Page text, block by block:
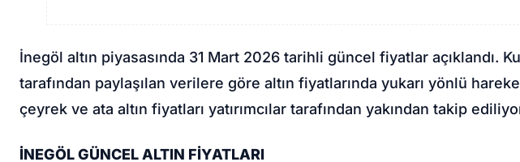
İnegöl altın piyasasında 31 Mart 2026 tarihli güncel fiyatlar açıklandı.
tarafından paylaşılan verilere göre altın fiyatlarında yukarı yönlü
çeyrek ve ata altın fiyatları yatırımcılar tarafından yakından takip
İNEGÖL GÜNCEL ALTIN FİYATLARI